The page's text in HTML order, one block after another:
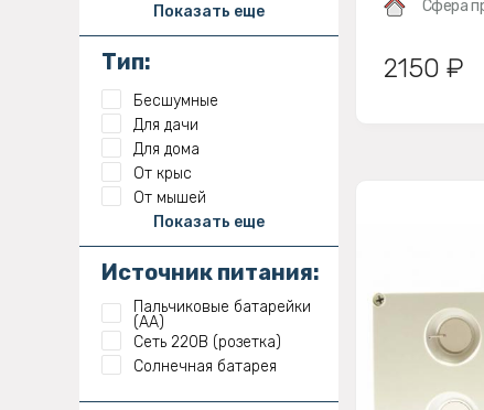
Показать еще
Тип:
Бесшумные
Для дачи
Для дома
От крыс
От мышей
Показать еще
Источник питания:
Пальчиковые батарейки
(АА)
Сеть 220В (розетка)
Солнечная батарея
Сфера
2150 ₽